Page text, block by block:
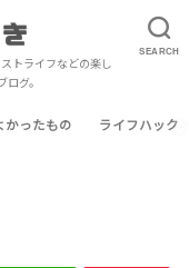
SEARCH
トライフなどの楽し
グ。
かったもの ライフハック